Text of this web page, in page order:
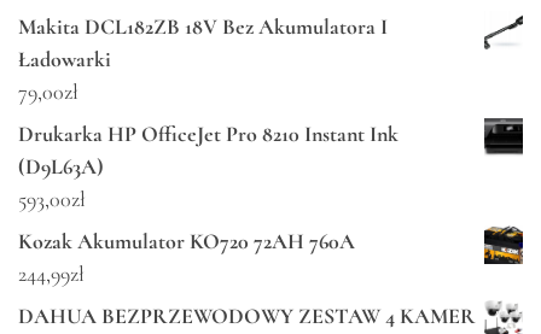
Makita DCL182ZB 18V Bez Akumulatora I
Ładowarki
79,00zł
Drukarka HP OfficeJet Pro 8210 Instant Ink
(D9L63A)
593,00zł
Kozak Akumulator KO720 72AH 760A
244,99zł
DAHUA BEZPRZEWODOWY ZESTAW 4 KAMER